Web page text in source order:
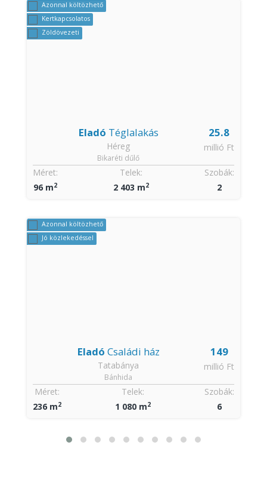
Azonnal költözhető
Kertkapcsolatos
Zöldövezeti
25.8
millió Ft
Eladó Téglalakás
Héreg
Bikaréti dűlő
Szobák:
2
Méret:
96 m2
Telek:
2 403 m2
Azonnal költözhető
Jó közlekedéssel
149
millió Ft
Eladó Családi ház
Tatabánya
Bánhida
Szobák:
6
Méret:
236 m2
Telek:
1 080 m2